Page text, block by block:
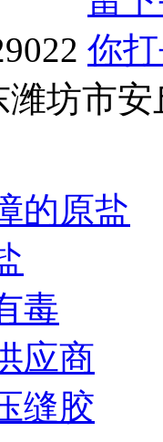
潍坊市
的原盐
毒
应商
缝胶